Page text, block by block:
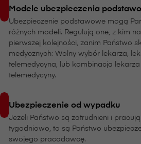
Modele ubezpieczenia
Ubezpieczenie podstawowe mogą
różnych modeli. Regulują one, z kim
pierwszej kolejności, zanim Państwo
medycznych: Wolny wybór lekarza,
telemedycyna, lub kombinacja
telemedycyny.
Ubezpieczenie od wypadku
Jeżeli Państwo są zatrudnieni i
tygodniowo, to są Państwo
swojego pracodawcę.